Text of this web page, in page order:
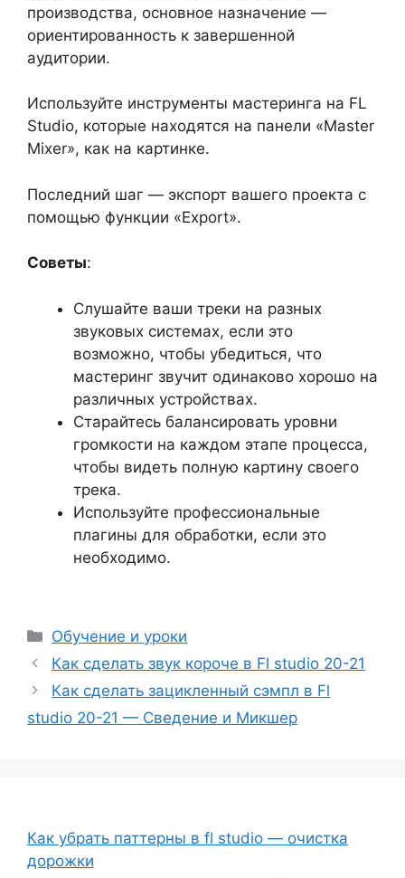
производства, основное назначение —
ориентированность к завершенной
аудитории.
Используйте инструменты мастеринга на FL
Studio, которые находятся на панели «Master
Mixer», как на картинке.
Последний шаг — экспорт вашего проекта с
помощью функции «Export».
Советы:
Слушайте ваши треки на разных
звуковых системах, если это
возможно, чтобы убедиться, что
мастеринг звучит одинаково хорошо на
различных устройствах.
Старайтесь балансировать уровни
громкости на каждом этапе процесса,
чтобы видеть полную картину своего
трека.
Используйте профессиональные
плагины для обработки, если это
необходимо.
Рубрики
Обучение и уроки
Как сделать звук короче в Fl studio 20-21
Как сделать зацикленный сэмпл в Fl
studio 20-21 — Сведение и Микшер
Как убрать паттерны в fl studio — очистка
дорожки